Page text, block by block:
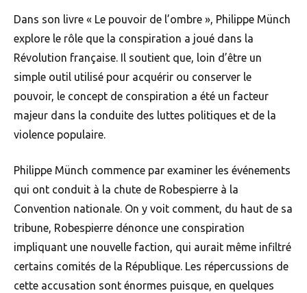
Dans son livre « Le pouvoir de l’ombre », Philippe Münch
explore le rôle que la conspiration a joué dans la
Révolution française. Il soutient que, loin d’être un
simple outil utilisé pour acquérir ou conserver le
pouvoir, le concept de conspiration a été un facteur
majeur dans la conduite des luttes politiques et de la
violence populaire.
Philippe Münch commence par examiner les événements
qui ont conduit à la chute de Robespierre à la
Convention nationale. On y voit comment, du haut de sa
tribune, Robespierre dénonce une conspiration
impliquant une nouvelle faction, qui aurait même infiltré
certains comités de la République. Les répercussions de
cette accusation sont énormes puisque, en quelques